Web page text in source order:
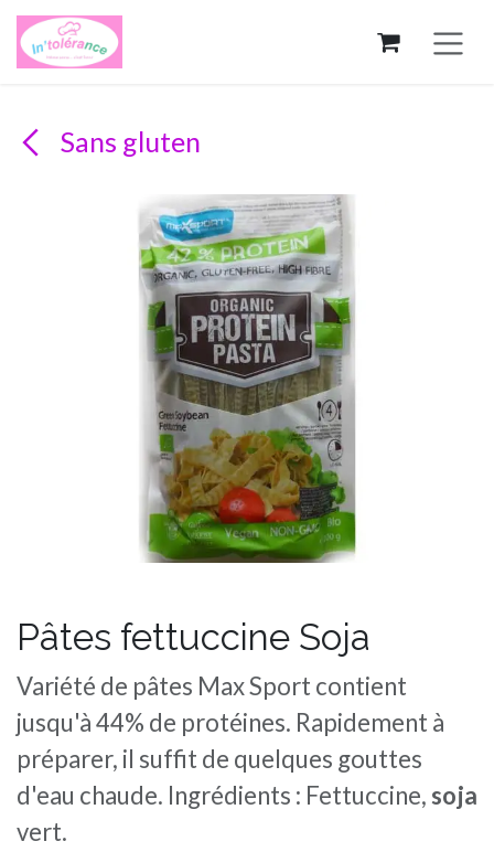
Se rendre au contenu
Sans gluten
Pâtes fettuccine Soja
Variété de pâtes Max Sport contient
jusqu'à 44% de protéines. Rapidement à
préparer, il suffit de quelques gouttes
d'eau chaude. Ingrédients : Fettuccine, soja
vert.